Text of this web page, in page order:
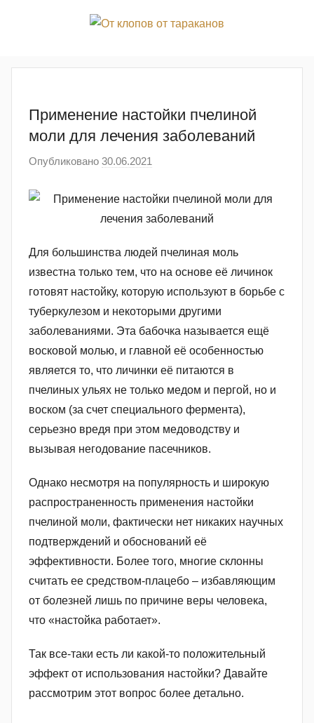
от
тараканов
Применение настойки пчелиной
моли для лечения заболеваний
Опубликовано 30.06.2021
т
о
о
м
a
d
m
Для большинства людей пчелиная моль
известна только тем, что на основе её личинок
готовят настойку, которую используют в борьбе с
туберкулезом и некоторыми другими
заболеваниями. Эта бабочка называется ещё
восковой молью, и главной её особенностью
является то, что личинки её питаются в
пчелиных ульях не только медом и пергой, но и
воском (за счет специального фермента),
серьезно вредя при этом медоводству и
вызывая негодование пасечников.
Однако несмотря на популярность и широкую
распространенность применения настойки
пчелиной моли, фактически нет никаких научных
подтверждений и обоснований её
эффективности. Более того, многие склонны
считать ее средством-плацебо – избавляющим
от болезней лишь по причине веры человека,
что «настойка работает».
Так все-таки есть ли какой-то положительный
эффект от использования настойки? Давайте
рассмотрим этот вопрос более детально.